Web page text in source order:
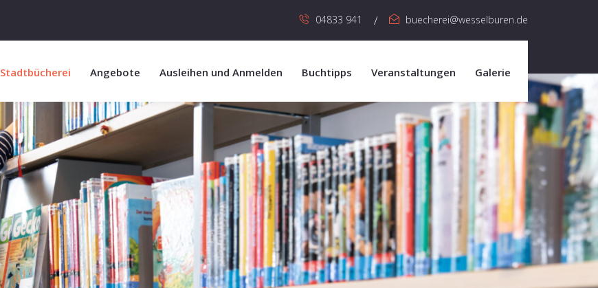
04833 941 buecherei@wesselburen.de
Stadtbücherei Angebote Ausleihen und Anmelden Buchtipps Veranstaltungen Galerie